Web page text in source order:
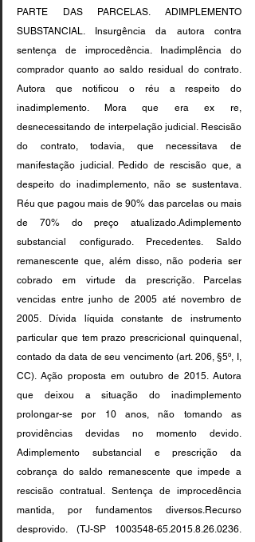
PARTE DAS PARCELAS. ADIMPLEMENTO
SUBSTANCIAL. Insurgência da autora contra
sentença de improcedência. Inadimplência do
comprador quanto ao saldo residual do contrato.
Autora que notificou o réu a respeito do
inadimplemento. Mora que era ex re,
desnecessitando de interpelação judicial. Rescisão
do contrato, todavia, que necessitava de
manifestação judicial. Pedido de rescisão que, a
despeito do inadimplemento, não se sustentava.
Réu que pagou mais de 90% das parcelas ou mais
de 70% do preço atualizado.Adimplemento
substancial configurado. Precedentes. Saldo
remanescente que, além disso, não poderia ser
cobrado em virtude da prescrição. Parcelas
vencidas entre junho de 2005 até novembro de
2005. Dívida líquida constante de instrumento
particular que tem prazo prescricional quinquenal,
contado da data de seu vencimento (art. 206, §5º, I,
CC). Ação proposta em outubro de 2015. Autora
que deixou a situação do inadimplemento
prolongar-se por 10 anos, não tomando as
providências devidas no momento devido.
Adimplemento substancial e prescrição da
cobrança do saldo remanescente que impede a
rescisão contratual. Sentença de improcedência
mantida, por fundamentos diversos.Recurso
desprovido. (TJ-SP 1003548-65.2015.8.26.0236.